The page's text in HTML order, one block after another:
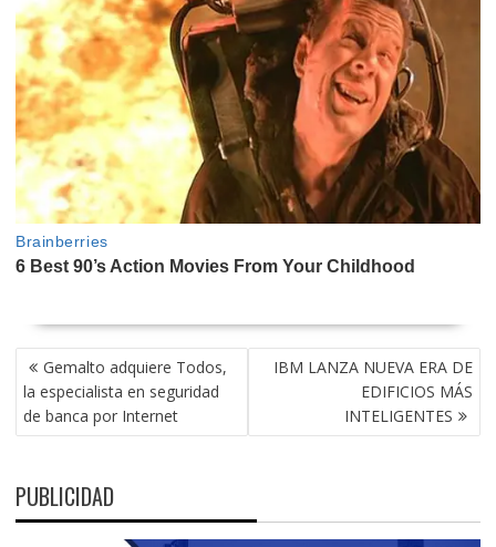
NAVEGACIÓN
DE
ENTRADAS
Gemalto adquiere Todos,
la especialista en seguridad
de banca por Internet
IBM LANZA NUEVA ERA DE
EDIFICIOS MÁS
INTELIGENTES
PUBLICIDAD